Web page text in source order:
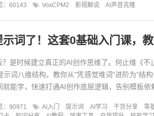
：60143 VoxCPM2 影视解说 AI声音克隆
是时候建立真正的AI创作思维了。何止维《不
示词八维结构，教你从"凭感觉堆词"进阶为"结
能学，快速打通AI创作底层逻辑，告别模板依
：90971 AI入门 提示词 AI学习 干货分享 零